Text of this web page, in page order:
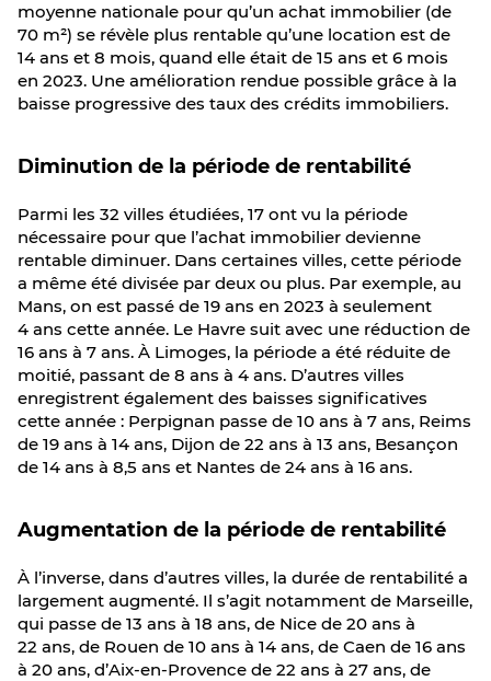
moyenne nationale pour qu’un achat immobilier (de
70 m²) se révèle plus rentable qu’une location est de
14 ans et 8 mois, quand elle était de 15 ans et 6 mois
en 2023. Une amélioration rendue possible grâce à la
baisse progressive des taux des crédits immobiliers.
Diminution de la période de rentabilité
Parmi les 32 villes étudiées, 17 ont vu la période
nécessaire pour que l’achat immobilier devienne
rentable diminuer. Dans certaines villes, cette période
a même été divisée par deux ou plus. Par exemple, au
Mans, on est passé de 19 ans en 2023 à seulement
4 ans cette année. Le Havre suit avec une réduction de
16 ans à 7 ans. À Limoges, la période a été réduite de
moitié, passant de 8 ans à 4 ans. D’autres villes
enregistrent également des baisses significatives
cette année : Perpignan passe de 10 ans à 7 ans, Reims
de 19 ans à 14 ans, Dijon de 22 ans à 13 ans, Besançon
de 14 ans à 8,5 ans et Nantes de 24 ans à 16 ans.
Augmentation de la période de rentabilité
À l’inverse, dans d’autres villes, la durée de rentabilité a
largement augmenté. Il s’agit notamment de Marseille,
qui passe de 13 ans à 18 ans, de Nice de 20 ans à
22 ans, de Rouen de 10 ans à 14 ans, de Caen de 16 ans
à 20 ans, d’Aix-en-Provence de 22 ans à 27 ans, de